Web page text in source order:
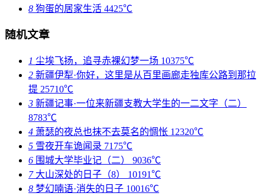
8 狗蛋的居家生活 4425℃
随机文章
1 尘埃飞扬，追寻赤裸幻梦一场 10375℃
2 新疆伊犁·你好，这里是从百里画廊走独库公路到那拉
提 25710℃
3 新疆记事·一位来新疆支教大学生的一二文字（二）
8783℃
4 萧瑟的夜总也抹不去莫名的惆怅 12320℃
5 雪夜开车诡闻录 7175℃
6 围城大学毕业记（二） 9036℃
7大山深处的日子（8） 10191℃
8 梦幻喃语·消失的日子 10016℃